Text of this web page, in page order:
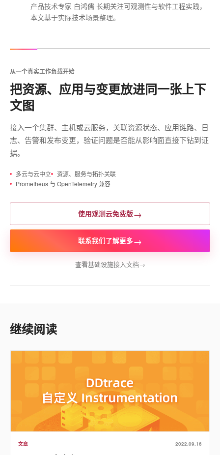
产品技术专家 白鸿儒 长期关注可观测性与软件工程实践，
本文基于实际技术场景整理。
从一个真实工作负载开始
把资源、应用与变更放进同一张上下
文图
接入一个集群、主机或云服务，关联资源状态、应用链路、日
志、告警和发布变更，验证问题是否能从影响面直接下钻到证
据。
多云与云中立
资源、服务与拓扑关联
Prometheus 与 OpenTelemetry 兼容
使用观测云免费版→
联系我们了解更多→
查看基础设施接入文档→
继续阅读
文章 2022.09.16